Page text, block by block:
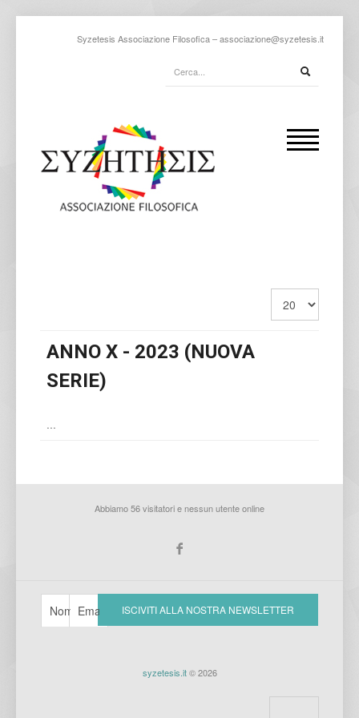
Syzetesis Associazione Filosofica –associazione@syzetesis.it
ANNO X - 2023 (NUOVA
SERIE)
...
Abbiamo 56 visitatori e nessun utente online
syzetesis.it© 2026